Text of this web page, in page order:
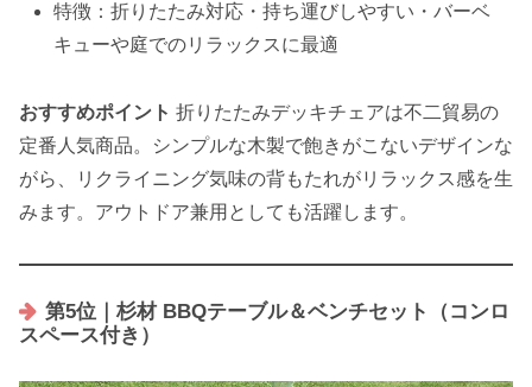
特徴：折りたたみ対応・持ち運びしやすい・バーベ
キューや庭でのリラックスに最適
おすすめポイント 折りたたみデッキチェアは不二貿易の
定番人気商品。シンプルな木製で飽きがこないデザインな
がら、リクライニング気味の背もたれがリラックス感を生
みます。アウトドア兼用としても活躍します。
第5位｜杉材 BBQテーブル＆ベンチセット（コンロ
スペース付き）